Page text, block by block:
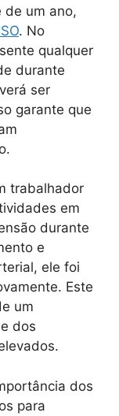
de um ano,
. No
qualquer
durante
ser
garante que
trabalhador
em
durante
e
ele foi
Este
um
dos
dos
para